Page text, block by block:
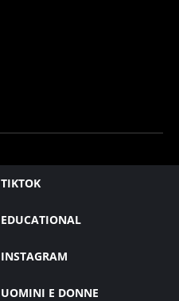
TIKTOK
EDUCATIONAL
INSTAGRAM
UOMINI E DONNE